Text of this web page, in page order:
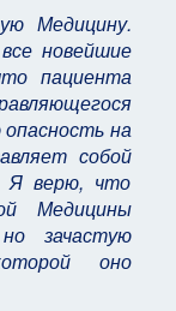
Медицину.
новейшие
пациента
на
собой
Я верю, что
Медицины
зачастую
оно